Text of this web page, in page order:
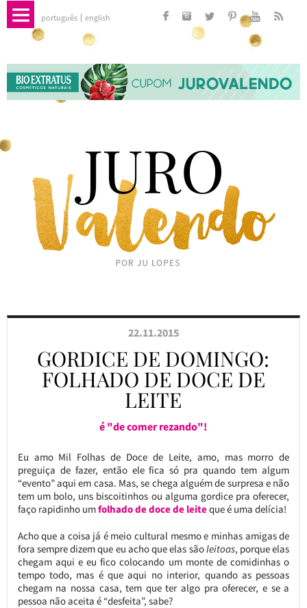
português english
22.11.2015
GORDICE DE DOMINGO:
FOLHADO DE DOCE DE
LEITE
é "de comer rezando"!
Eu amo Mil Folhas de Doce de Leite, amo, mas morro de
preguiça de fazer, então ele fica só pra quando tem algum
“evento” aqui em casa. Mas, se chega alguém de surpresa e não
tem um bolo, uns biscoitinhos ou alguma gordice pra oferecer,
faço rapidinho umfolhado de doce de leiteque é uma delícia!
Acho que a coisa já é meio cultural mesmo e minhas amigas de
fora sempre dizem que eu acho que elas sãoleitoas, porque elas
chegam aqui e eu fico colocando um monte de comidinhas o
tempo todo, mas é que aqui no interior, quando as pessoas
chegam na nossa casa, tem que ter algo pra oferecer, e se a
pessoa não aceita é “desfeita”, sabe?